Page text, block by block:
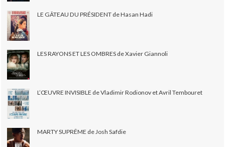
LE GÂTEAU DU PRÉSIDENT de Hasan Hadi
LES RAYONS ET LES OMBRES de Xavier Giannoli
L’ŒUVRE INVISIBLE de Vladimir Rodionov et Avril Tembouret
MARTY SUPRÊME de Josh Safdie